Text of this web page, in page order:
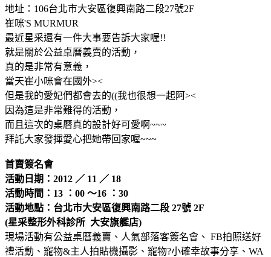
地址：106台北市大安區復興南路二段27號2F
崔咪'S MURMUR
最近星采還有一件大事要告訴大家喔!!
就是關於公益桌曆義賣的活動，
真的是非常有意義，
當天崔小咪會在國外><
但是我的愛妃們都會去的((我也很想一起阿><
因為這是非常難得的活動，
而且這次的桌曆真的設計好可愛啊~~~
拜託大家發揮愛心把她帶回家喔~~~
首賣簽名會
活動日期：2012 ／ 11 ／ 18
活動時間：13 ：00 ～16 ：30
活動地點：台北市大安區復興南路二段 27號 2F
(星采整形外科診所 大安旗艦店)
現場活動有公益桌曆義賣、人氣部落客簽名會、 FB拍照送好
禮活動、寵物&主人拍貼機攝影、寵物?小確幸故事分享、WA